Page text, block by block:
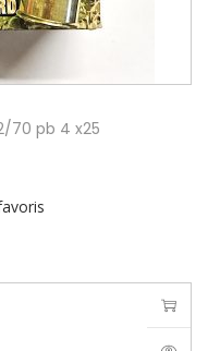
70 pb 4 x25